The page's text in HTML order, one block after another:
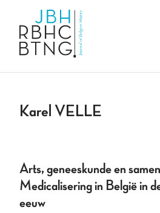
Karel VELLE
Arts, geneeskunde en
Medicalisering in België in
eeuw